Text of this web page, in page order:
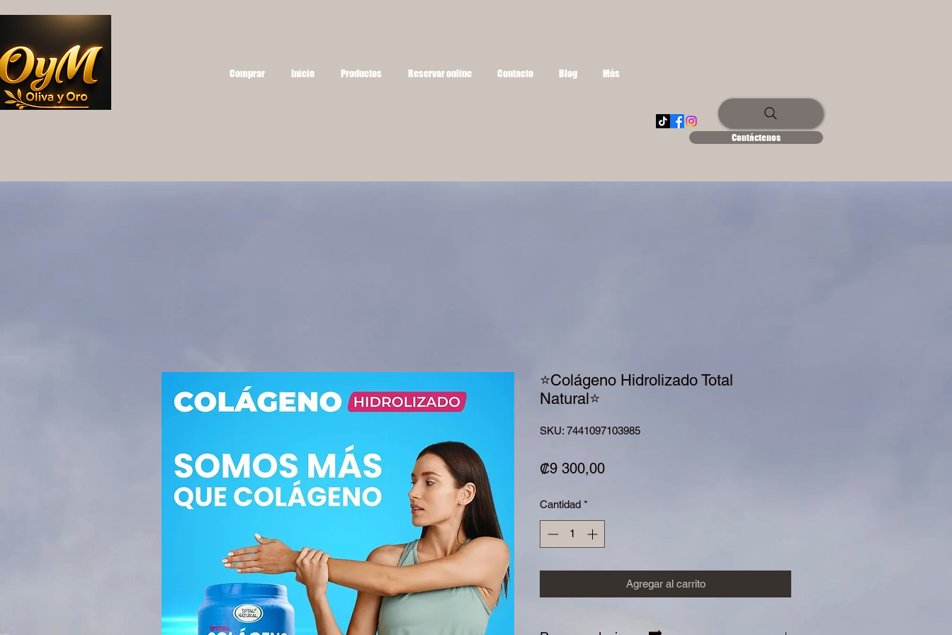
Comprar Inicio Productos Reservar online Contacto Blog Más
Contáctenos
⭐️Colágeno Hidrolizado Total
Natural⭐️
SKU: 7441097103985
₡9 300,00Precio
Cantidad *
Agregar al carrito